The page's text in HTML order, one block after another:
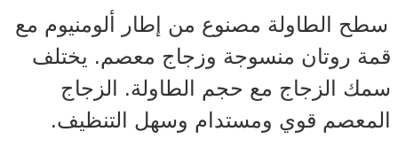
سطح الطاولة مصنوع من إطار ألومنيوم مع
قمة روتان منسوجة وزجاج معصم. يختلف
سمك الزجاج مع حجم الطاولة. الزجاج
المعصم قوي ومستدام وسهل التنظيف.